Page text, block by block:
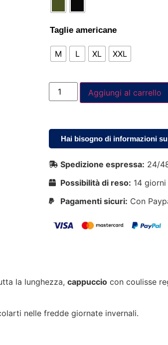
Taglie americane
M L XL XXL
Aggiungi al carrello
Hai bisogno di informazioni
Spedizione espressa: 24/
Possibilità di reso: 14
Pagamenti sicuri: Con
la lunghezza, cappuccio con coulisse
nelle fredde giornate invernali.